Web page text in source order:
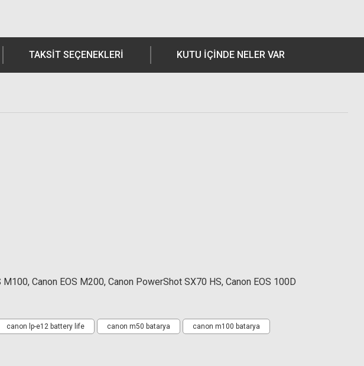
TAKSIT SEÇENEKLERI KUTU İÇİNDE NELER VAR
Canon EOS M200, Canon PowerShot SX70 HS, Canon EOS 100D
canon lp-e12 battery life canon m50 batarya canon m100 batarya